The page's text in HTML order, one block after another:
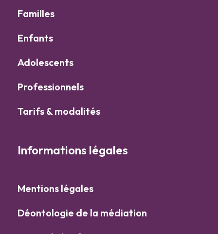
Familles
Enfants
Adolescents
Professionnels
Tarifs & modalités
Informations légales
Mentions légales
Déontologie de la médiation